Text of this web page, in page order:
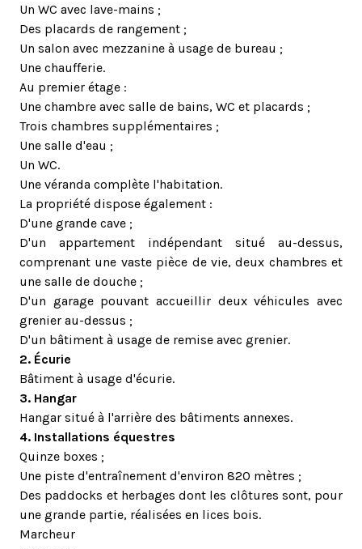
Un WC avec lave-mains ;
Des placards de rangement ;
Un salon avec mezzanine à usage de bureau ;
Une chaufferie.
Au premier étage :
Une chambre avec salle de bains, WC et placards ;
Trois chambres supplémentaires ;
Une salle d'eau ;
Un WC.
Une véranda complète l'habitation.
La propriété dispose également :
D'une grande cave ;
D'un appartement indépendant situé au-dessus,
comprenant une vaste pièce de vie, deux chambres et
une salle de douche ;
D'un garage pouvant accueillir deux véhicules avec
grenier au-dessus ;
D'un bâtiment à usage de remise avec grenier.
2. Écurie
Bâtiment à usage d'écurie.
3. Hangar
Hangar situé à l'arrière des bâtiments annexes.
4. Installations équestres
Quinze boxes ;
Une piste d'entraînement d'environ 820 mètres ;
Des paddocks et herbages dont les clôtures sont, pour
une grande partie, réalisées en lices bois.
Marcheur